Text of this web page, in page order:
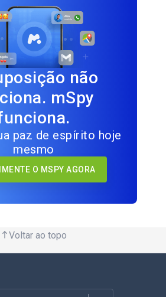
não
mSpy
paz de espírito hoje
mesmo
O MSPY AGORA
Voltar ao topo